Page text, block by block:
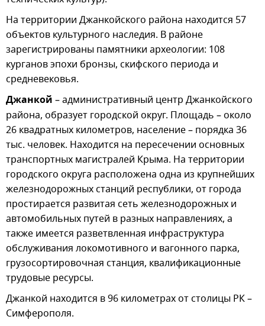
На территории Джанкойского района находится 57
объектов культурного наследия. В районе
зарегистрированы памятники археологии: 108
курганов эпохи бронзы, скифского периода и
средневековья.
Джанкой – административный центр Джанкойского
района, образует городской округ. Площадь – около
26 квадратных километров, население – порядка 36
тыс. человек. Находится на пересечении основных
транспортных магистралей Крыма. На территории
городского округа расположена одна из крупнейших
железнодорожных станций республики, от города
простирается развитая сеть железнодорожных и
автомобильных путей в разных направлениях, а
также имеется разветвленная инфраструктура
обслуживания локомотивного и вагонного парка,
грузосортировочная станция, квалификационные
трудовые ресурсы.
Джанкой находится в 96 километрах от столицы РК –
Симферополя.